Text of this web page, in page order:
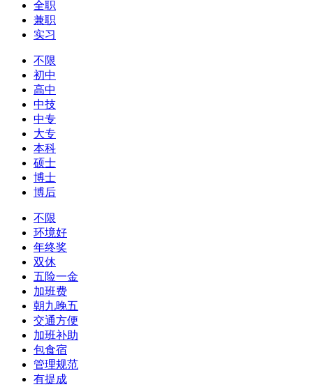
全职
兼职
实习
不限
初中
高中
中技
中专
大专
本科
硕士
博士
博后
不限
环境好
年终奖
双休
五险一金
加班费
朝九晚五
交通方便
加班补助
包食宿
管理规范
有提成